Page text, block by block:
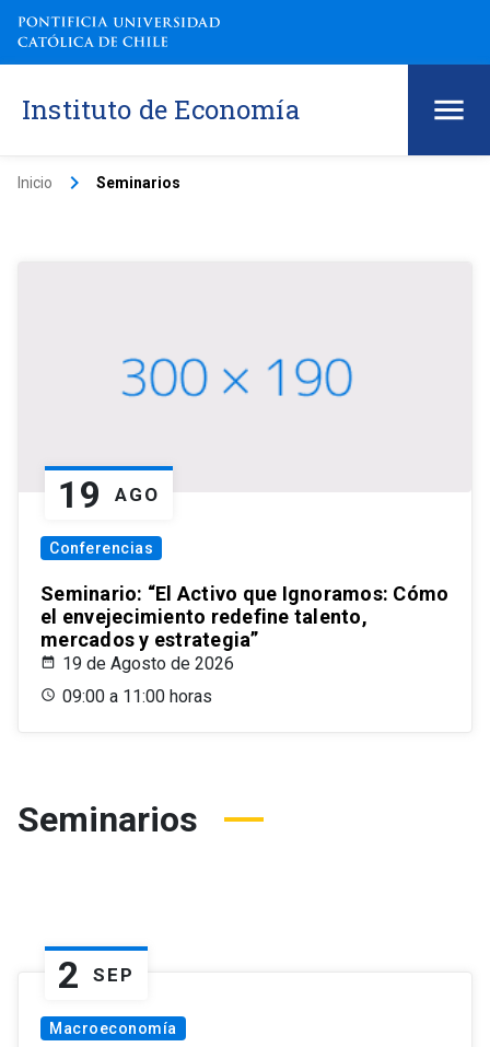
Instituto de Economía
Inicio keyboard_arrow_right Seminarios
19 AGO
Conferencias
Seminario: “El Activo que Ignoramos: Cómo
el envejecimiento redefine talento,
mercados y estrategia”
19 de Agosto de 2026
09:00 a 11:00 horas
Seminarios
2 SEP
Macroeconomía